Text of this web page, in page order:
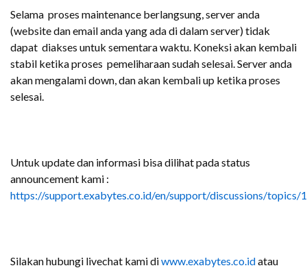
Selama proses maintenance berlangsung, server anda
(website dan email anda yang ada di dalam server) tidak
dapat diakses untuk sementara waktu. Koneksi akan kembali
stabil ketika proses pemeliharaan sudah selesai. Server anda
akan mengalami down, dan akan kembali up ketika proses
selesai.
Untuk update dan informasi bisa dilihat pada status
announcement kami :
https://support.exabytes.co.id/en/support/discussions/topics/
Silakan hubungi livechat kami diwww.exabytes.co.idatau